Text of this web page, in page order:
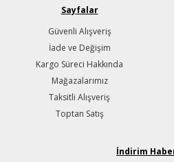
Sayfalar
Güvenli Alışveriş
İade ve Değişim
Kargo Süreci Hakkında
Mağazalarımız
Taksitli Alışveriş
Toptan Satış
İndirim